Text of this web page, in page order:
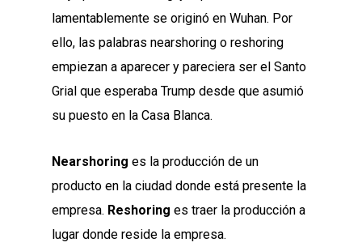
lamentablemente se originó en Wuhan. Por
ello, las palabras nearshoring o reshoring
empiezan a aparecer y pareciera ser el Santo
Grial que esperaba Trump desde que asumió
su puesto en la Casa Blanca.
Nearshoring es la producción de un
producto en la ciudad donde está presente la
empresa. Reshoring es traer la producción a
lugar donde reside la empresa.